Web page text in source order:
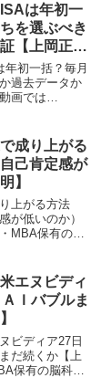
は年初一
を選ぶべき
【上岡正
年初一括？毎月
過去データか
画では
きます。『上
成り上がる
己肯定感が
】
上がる方法
が低いのか）
MBA保有の脳
ん出たい人の
...
エヌビディ
Ｉバブルま
ビディア27日
だ続くか【上
保有の脳科学